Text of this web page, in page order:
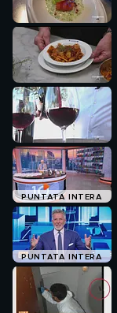
PUNTATA INTERA
PUNTATA INTERA